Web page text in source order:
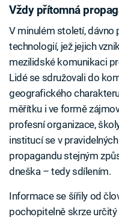
Vždy přítomná
V minulém století, dávno
technologií, jež jejich
mezilidské komunikaci
Lidé se sdružovali do
geografického
měřítku i ve formě
profesní organizace,
institucí se v
propagandu stejným
dneška – tedy sdílením.
Informace se šířily od
pochopitelně skrze určitý